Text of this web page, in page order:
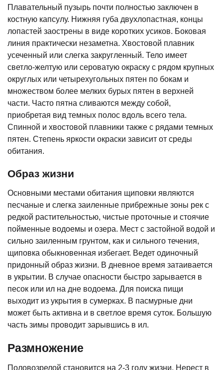
Плавательный пузырь почти полностью заключен в
костную капсулу. Нижняя губа двухлопастная, концы
лопастей заострены в виде коротких усиков. Боковая
линия практически незаметна. Хвостовой плавник
усеченный или слегка закругленный. Тело имеет
светло-желтую или сероватую окраску с рядом крупных
округлых или четырехугольных пятен по бокам и
множеством более мелких бурых пятен в верхней
части. Часто пятна сливаются между собой,
приобретая вид темных полос вдоль всего тела.
Спинной и хвостовой плавники также с рядами темных
пятен. Степень яркости окраски зависит от среды
обитания.
Образ жизни
Основными местами обитания щиповки являются
песчаные и слегка заиленные прибрежные зоны рек с
редкой растительностью, чистые проточные и стоячие
пойменные водоемы и озера. Мест с застойной водой и
сильно заиленным грунтом, как и сильного течения,
щиповка обыкновенная избегает. Ведет одиночный
придонный образ жизни. В дневное время затаивается
в укрытии. В случае опасности быстро зарывается в
песок или ил на дне водоема. Для поиска пищи
выходит из укрытия в сумерках. В пасмурные дни
может быть активна и в светлое время суток. Большую
часть зимы проводит зарывшись в ил.
Размножение
Половозрелой становится на 2-3 году жизни. Нерест в